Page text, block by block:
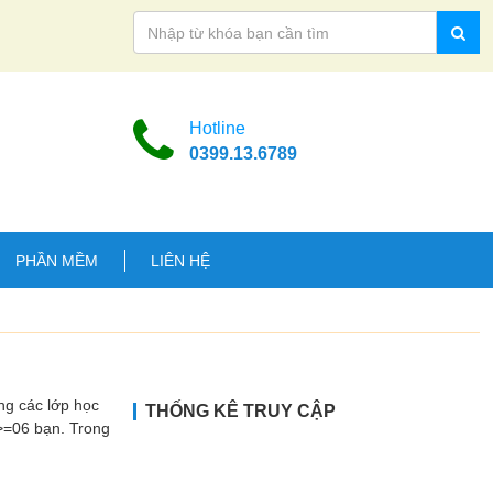
Hotline
0399.13.6789
PHẦN MỀM LIÊN HỆ
các lớp học
bạn. Trong
THỐNG KÊ TRUY CẬP